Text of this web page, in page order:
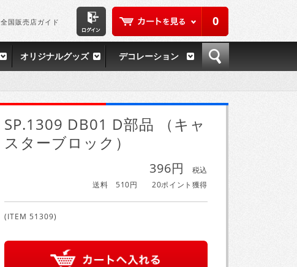
0
全国販売店ガイド
オリジナルグッズ デコレーション
SP.1309 DB01 D部品 （キャ
スターブロック）
396円
税込
送料 510円
20ポイント獲得
(ITEM 51309)